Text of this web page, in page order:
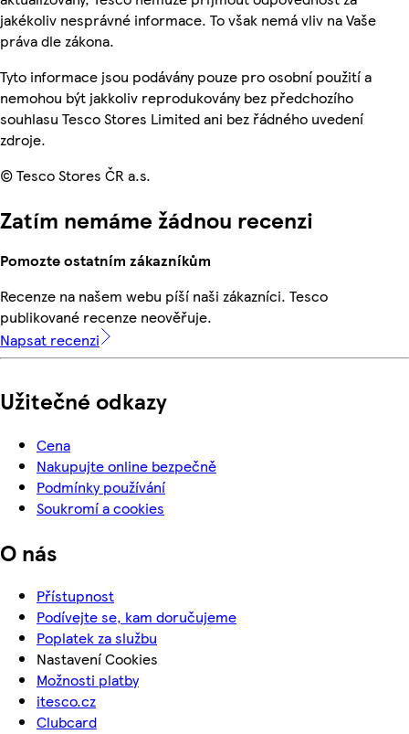
jakékoliv nesprávné informace. To však nemá vliv na Vaše
práva dle zákona.
Tyto informace jsou podávány pouze pro osobní použití a
nemohou být jakkoliv reprodukovány bez předchozího
souhlasu Tesco Stores Limited ani bez řádného uvedení
zdroje.
© Tesco Stores ČR a.s.
Zatím nemáme žádnou recenzi
Pomozte ostatním zákazníkům
Recenze na našem webu píší naši zákazníci. Tesco
publikované recenze neověřuje.
Napsat recenzi
Užitečné odkazy
Cena
Nakupujte online bezpečně
Podmínky používání
Soukromí a cookies
O nás
Přístupnost
Podívejte se, kam doručujeme
Poplatek za službu
Nastavení Cookies
Možnosti platby
itesco.cz
Clubcard